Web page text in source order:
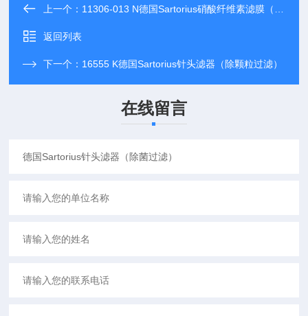
上一个： 11306-013 N德国Sartorius硝酸纤维素滤膜（CN）
返回列表
下一个： 16555 K德国Sartorius针头滤器（除颗粒过滤）
在线留言